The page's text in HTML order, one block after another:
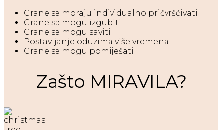
Grane se moraju individualno pričvršćivati
Grane se mogu izgubiti
Grane se mogu saviti
Postavljanje oduzima više vremena
Grane se mogu pomiješati
Zašto MIRAVILA?